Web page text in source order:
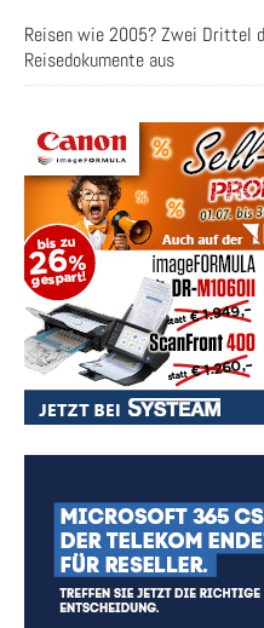
Reisen wie 2005? Zwei Drittel
Reisedokumente aus